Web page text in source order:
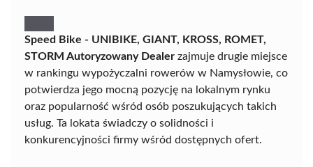
Speed Bike - UNIBIKE, GIANT, KROSS, ROMET,
STORM Autoryzowany Dealer zajmuje drugie miejsce
w rankingu wypożyczalni rowerów w Namysłowie, co
potwierdza jego mocną pozycję na lokalnym rynku
oraz popularność wśród osób poszukujących takich
usług. Ta lokata świadczy o solidności i
konkurencyjności firmy wśród dostępnych ofert.